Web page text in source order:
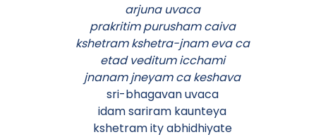
arjuna uvaca
prakritim purusham caiva
kshetram kshetra-jnam eva ca
etad veditum icchami
jnanam jneyam ca keshava
sri-bhagavan uvaca
idam sariram kaunteya
kshetram ity abhidhiyate